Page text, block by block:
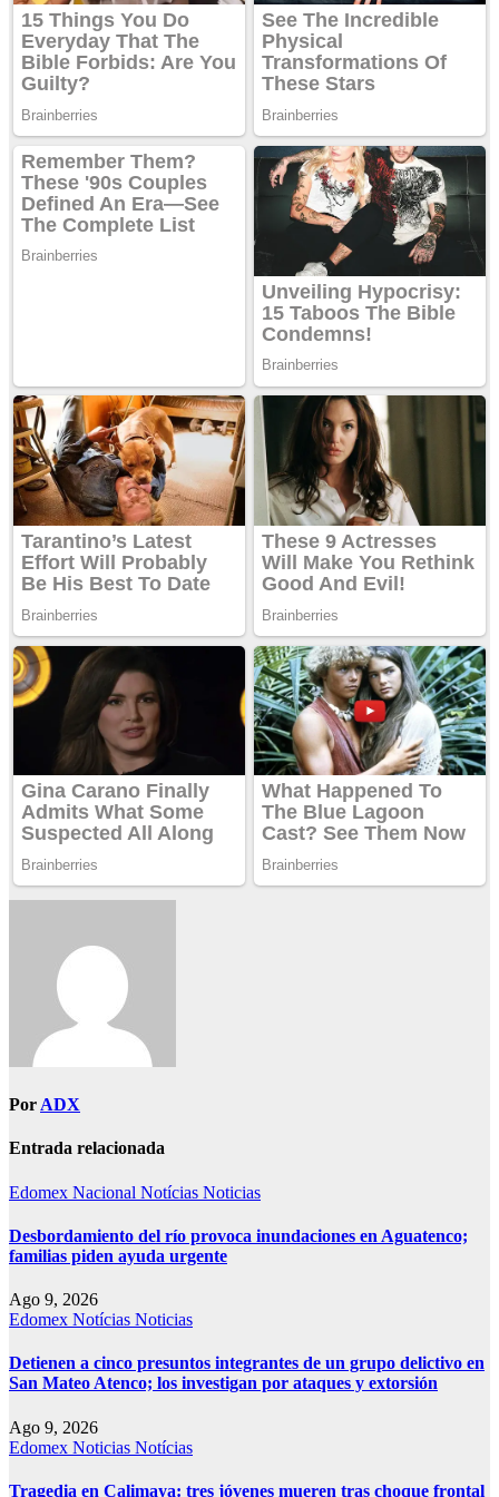
Por ADX
Entrada relacionada
Edomex Nacional Notícias Noticias
Desbordamiento del río provoca inundaciones en Aguatenco;
familias piden ayuda urgente
Ago 9, 2026
Edomex Notícias Noticias
Detienen a cinco presuntos integrantes de un grupo delictivo en
San Mateo Atenco; los investigan por ataques y extorsión
Ago 9, 2026
Edomex Noticias Notícias
Tragedia en Calimaya: tres jóvenes mueren tras choque frontal